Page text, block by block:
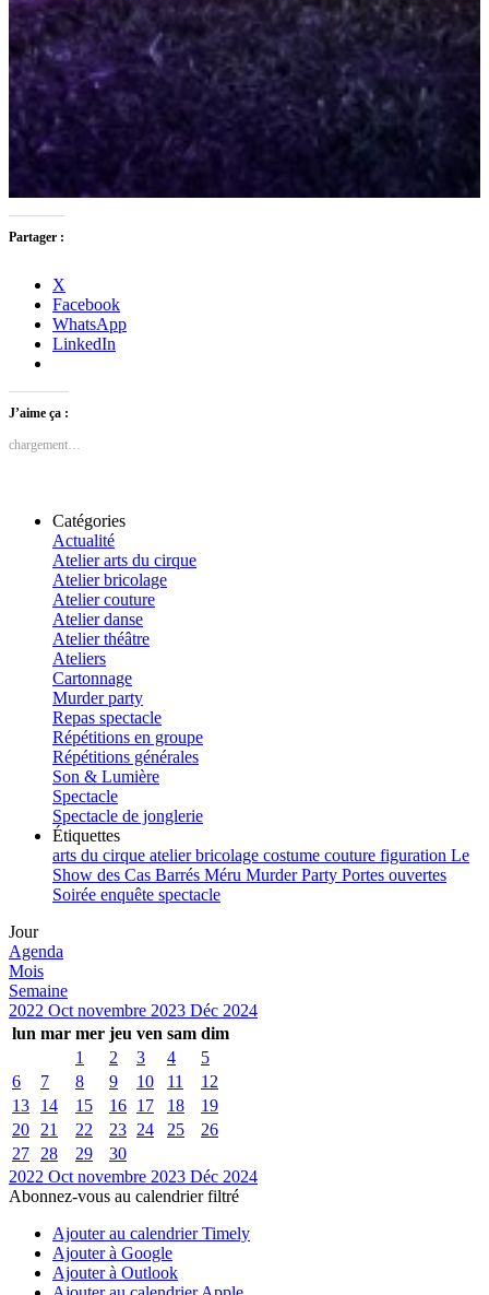
Partager :
X
Facebook
WhatsApp
LinkedIn
J’aime ça :
chargement…
Catégories
Actualité
Atelier arts du cirque
Atelier bricolage
Atelier couture
Atelier danse
Atelier théâtre
Ateliers
Cartonnage
Murder party
Repas spectacle
Répétitions en groupe
Répétitions générales
Son & Lumière
Spectacle
Spectacle de jonglerie
Étiquettes
arts du cirque atelierbricolage costume couture figuration Le
Show des Cas Barrés Méru Murder Party Portes ouvertes
Soirée enquête spectacle
Jour
Agenda
Mois
Semaine
2022 Oct novembre 2023 Déc 2024
lun mar mer jeu ven sam dim
1
2 3 4
5
6
7 8 9 10 11
12
13
14 15 16 17 18
19
20
21 22 23 24 25
26
27
28 29
30
2022 Oct novembre 2023 Déc 2024
Abonnez-vous au calendrier filtré
Ajouter au calendrier Timely
Ajouter à Google
Ajouter à Outlook